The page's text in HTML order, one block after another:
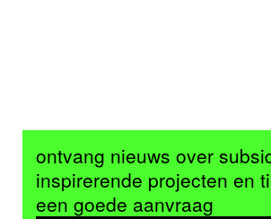
ontvang nieuws over
inspirerende projecten en
een goede aanvraag